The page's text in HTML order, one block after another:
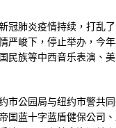
冠肺炎疫情持续，打乱
严峻下，停止举办，今
民族等中西音乐表演、
市公园局与纽约市警共
国蓝十字蓝盾健保公司